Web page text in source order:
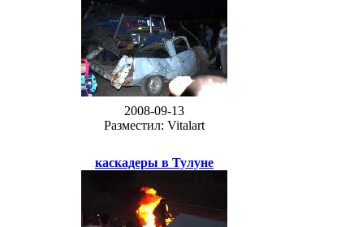
2008-09-13
Разместил: Vitalart
каскадеры в Тулуне